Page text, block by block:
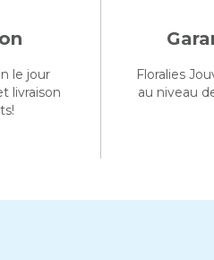
le jour
livraison
Floralies
au niveau